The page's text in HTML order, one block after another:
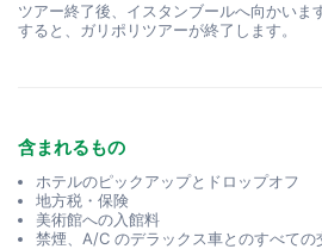
ツアー終了後、イスタンブールへ向かいま
すると、ガリポリツアーが終了します。
含まれるもの
ホテルのピックアップとドロップオフ
地方税・保険
美術館への入館料
禁煙、A/C のデラックス車とのすべての